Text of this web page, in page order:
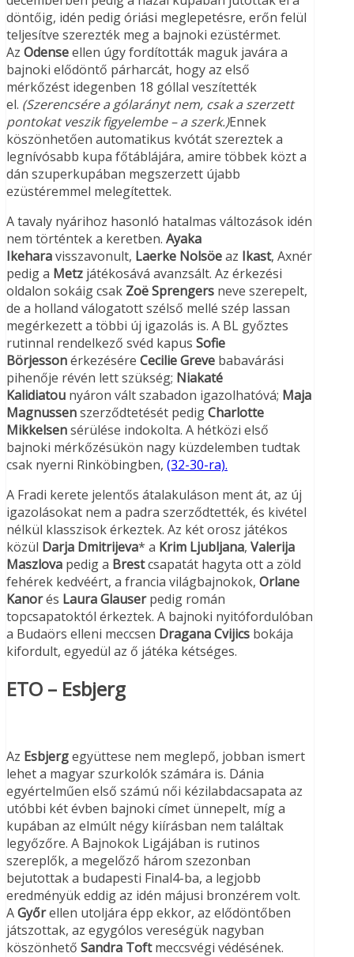
döntőig, idén pedig óriási meglepetésre, erőn felül
teljesítve szerezték meg a bajnoki ezüstérmet.
Az Odenseellen úgy fordították maguk javára a
bajnoki elődöntő párharcát, hogy az első
mérkőzést idegenben 18 góllal veszítették
el. (Szerencsére a gólarányt nem, csak a szerzett
pontokat veszik figyelembe – a szerk.)Ennek
köszönhetően automatikus kvótát szereztek a
legnívósabb kupa főtáblájára, amire többek közt a
dán szuperkupában megszerzett újabb
ezüstéremmel melegítettek.
A tavaly nyárihoz hasonló hatalmas változások idén
nem történtek a keretben. Ayaka
Ikeharavisszavonult, Laerke Nolsöeaz Ikast, Axnér
pedig a Metz játékosává avanzsált. Az érkezési
oldalon sokáig csak Zoë Sprengers neve szerepelt,
de a holland válogatott szélső mellé szép lassan
megérkezett a többi új igazolás is. A BL győztes
rutinnal rendelkező svéd kapus Sofie
Börjessonérkezésére Cecilie Greve babavárási
pihenője révén lett szükség; Niakaté
Kalidiatou nyáron vált szabadon igazolhatóvá; Maja
Magnussenszerződtetését pedigCharlotte
Mikkelsensérülése indokolta. A hétközi első
bajnoki mérkőzésükön nagy küzdelemben tudtak
csak nyerni Rinköbingben, (32-30-ra).
A Fradi kerete jelentős átalakuláson ment át, az új
igazolásokat nem a padra szerződtették, és kivétel
nélkül klasszisok érkeztek. Az két orosz játékos
közül Darja Dmitrijeva* a Krim Ljubljana, Valerija
Maszlova pedig a Brestcsapatát hagyta ott a zöld
fehérek kedvéért, a francia világbajnokok, Orlane
Kanorés Laura Glauserpedig román
topcsapatoktól érkeztek. A bajnoki nyitófordulóban
a Budaörs elleni meccsen Dragana Cvijics bokája
kifordult, egyedül az ő játéka kétséges.
ETO – Esbjerg
Az Esbjergegyüttese nem meglepő, jobban ismert
lehet a magyar szurkolók számára is. Dánia
egyértelműen első számú női kézilabdacsapata az
utóbbi két évben bajnoki címet ünnepelt, míg a
kupában az elmúlt négy kiírásban nem találtak
legyőzőre. A Bajnokok Ligájában is rutinos
szereplők, a megelőző három szezonban
bejutottak a budapesti Final4-ba, a legjobb
eredményük eddig az idén májusi bronzérem volt.
AGyőrellen utoljára épp ekkor, az elődöntőben
játszottak, az egygólos vereségük nagyban
köszönhető Sandra Toftmeccsvégi védésének.